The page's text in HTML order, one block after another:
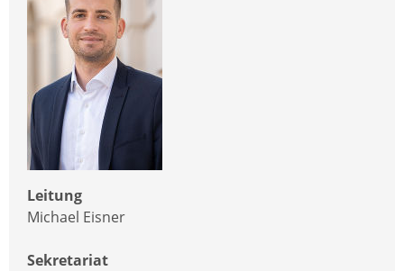
Leitung
Michael Eisner
Sekretariat